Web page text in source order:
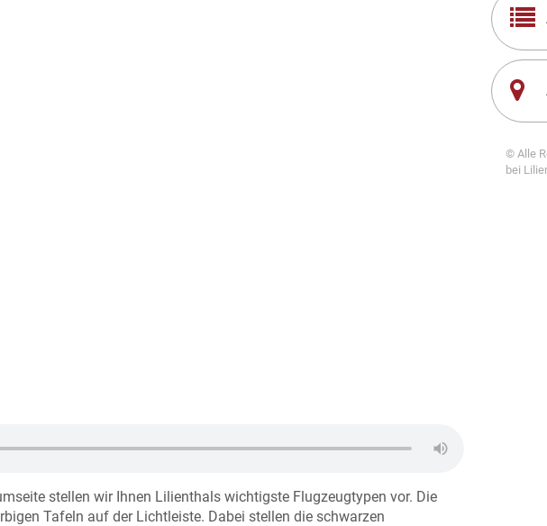
stellen wir Ihnen Lilienthals wichtigste Flugzeugtypen vor. Die
Tafeln auf der Lichtleiste. Dabei stellen die schwarzen
© Alle
bei